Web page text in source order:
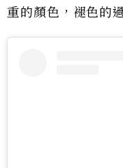
重的顏色，褪色的